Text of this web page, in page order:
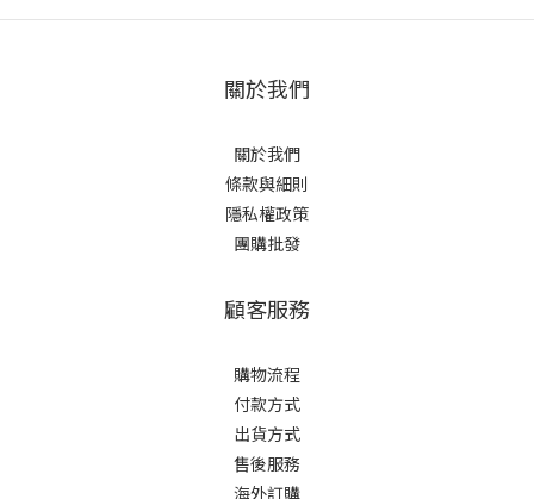
關於我們
關於我們
條款與細則
隱私權政策
團購批發
顧客服務
購物流程
付款方式
出貨方式
售後服務
海外訂購